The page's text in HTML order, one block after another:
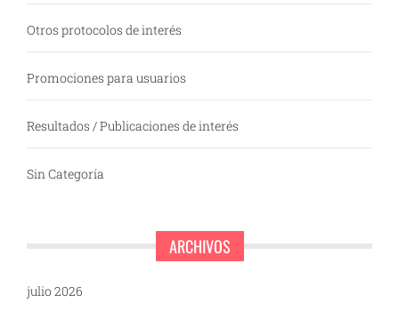
Otros protocolos de interés
Promociones para usuarios
Resultados / Publicaciones de interés
Sin Categoría
ARCHIVOS
julio 2026